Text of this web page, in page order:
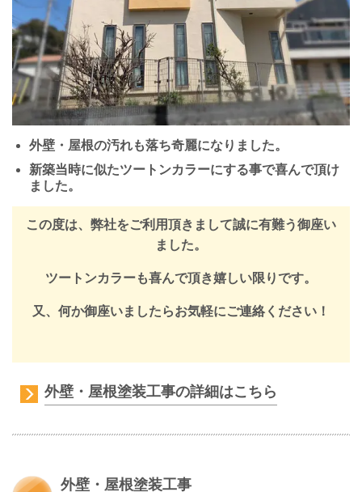
外壁・屋根の汚れも落ち奇麗になりました。
新築当時に似たツートンカラーにする事で喜んで頂け
ました。
この度は、弊社をご利用頂きまして誠に有難う御座い
ました。
ツートンカラーも喜んで頂き嬉しい限りです。
又、何か御座いましたらお気軽にご連絡ください！
外壁・屋根塗装工事の詳細はこちら
外壁・屋根塗装工事